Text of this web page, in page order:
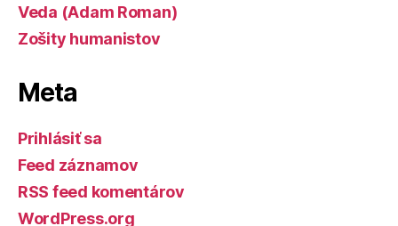
Veda (Adam Roman)
Zošity humanistov
Meta
Prihlásiť sa
Feed záznamov
RSS feed komentárov
WordPress.org